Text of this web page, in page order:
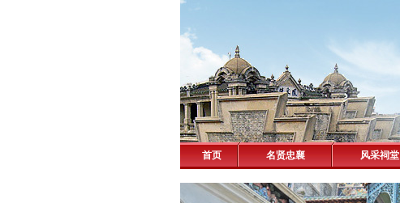
首页 名贤忠襄 风采祠堂